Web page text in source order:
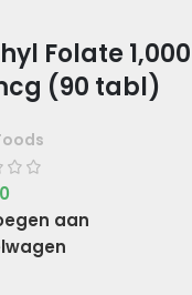
Folate 1,000
(90 tabl)
aan